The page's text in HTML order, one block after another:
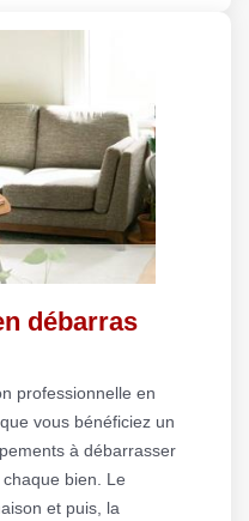
débarras
professionnelle en
vous bénéficiez un
à débarrasser
bien. Le
et puis, la